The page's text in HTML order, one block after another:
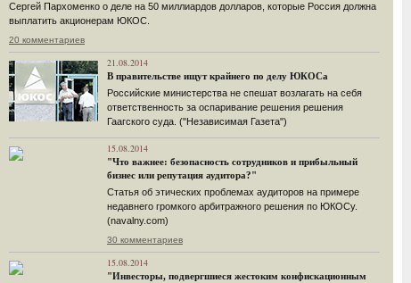
Сергей Пархоменко о деле на 50 миллиардов долларов, которые Россия должна
выплатить акционерам ЮКОС.
20 комментариев
21.08.2014
В правительстве ищут крайнего по делу ЮКОСа
Российские министерства не спешат возлагать на себя
ответственность за оспаривание решения решения
Гаагского суда. ("Независимая Газета")
15.08.2014
"Что важнее: безопасность сотрудников и прибыльный
бизнес или репутация аудитора?"
Статья об этических проблемах аудиторов на примере
недавнего громкого арбитражного решения по ЮКОСу.
(navalny.com)
30 комментариев
15.08.2014
"Инвесторы, подвергшиеся жестоким конфискационным